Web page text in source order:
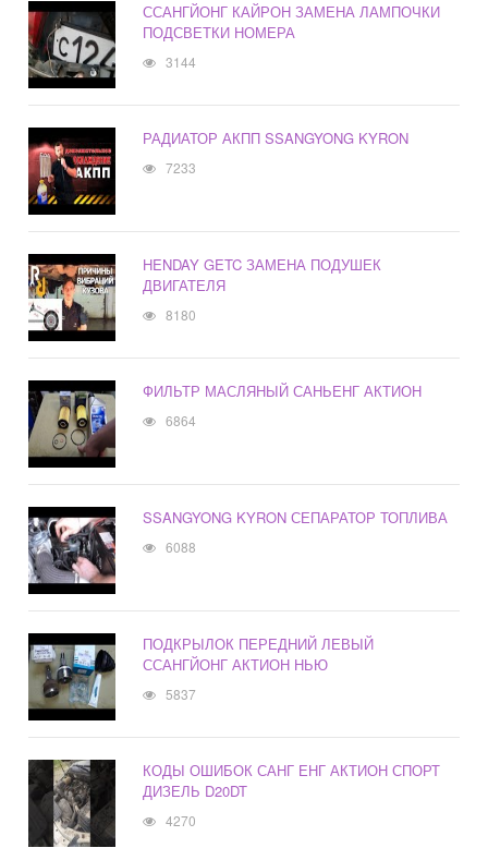
ССАНГЙОНГ КАЙРОН ЗАМЕНА ЛАМПОЧКИ
ПОДСВЕТКИ НОМЕРА
3144
РАДИАТОР АКПП SSANGYONG KYRON
7233
HENDAY GETC ЗАМЕНА ПОДУШЕК
ДВИГАТЕЛЯ
8180
ФИЛЬТР МАСЛЯНЫЙ САНЬЕНГ АКТИОН
6864
SSANGYONG KYRON СЕПАРАТОР ТОПЛИВА
6088
ПОДКРЫЛОК ПЕРЕДНИЙ ЛЕВЫЙ
ССАНГЙОНГ АКТИОН НЬЮ
5837
КОДЫ ОШИБОК САНГ ЕНГ АКТИОН СПОРТ
ДИЗЕЛЬ D20DT
4270